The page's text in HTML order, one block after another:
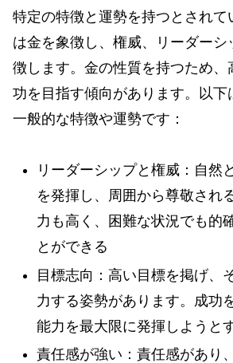
特定の特徴と運勢を持つとされて
は金を象徴し、権威、リーダーシ
徴します。金の性質を持つため、
功を目指す傾向があります。以下
一般的な特徴や運勢です：
リーダーシップと権威：自然
を発揮し、周囲から尊敬され
力も高く、困難な状況でも的
とができる
目標志向：高い目標を掲げ、
力する姿勢があります。成功
能力を最大限に発揮しようと
責任感が強い：責任感があり